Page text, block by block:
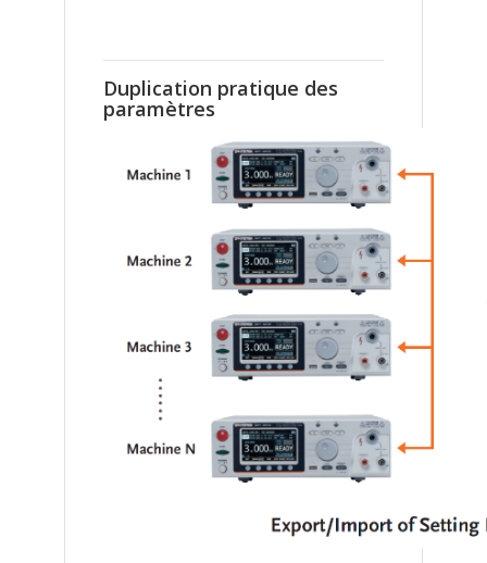
Duplication pratique des
paramètres